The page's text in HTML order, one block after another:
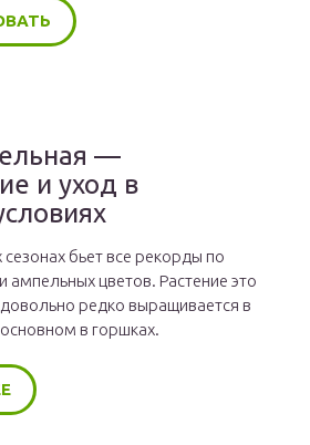
—
и уход в
бьет все рекорды по
ампельных цветов. Растение это
редко выращивается в
в горшках.